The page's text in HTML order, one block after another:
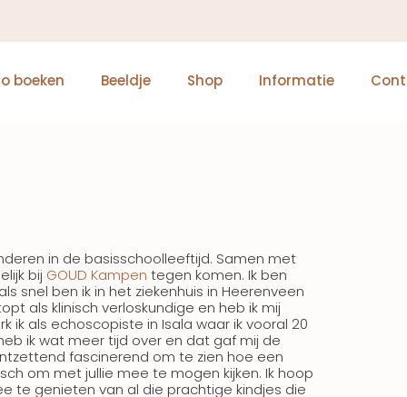
boeken Beeldje Shop Informatie
in de basisschoolleeftijd. Samen met
bij GOUD Kampen tegen komen. Ik ben
snel ben ik in het ziekenhuis in Heerenveen
als klinisch verloskundige en heb ik mij
ik als echoscopiste in Isala waar ik vooral 20
ik wat meer tijd over en dat gaf mij de
fascinerend om te zien hoe een
om met jullie mee te mogen kijken. Ik hoop
te genieten van al die prachtige kindjes die